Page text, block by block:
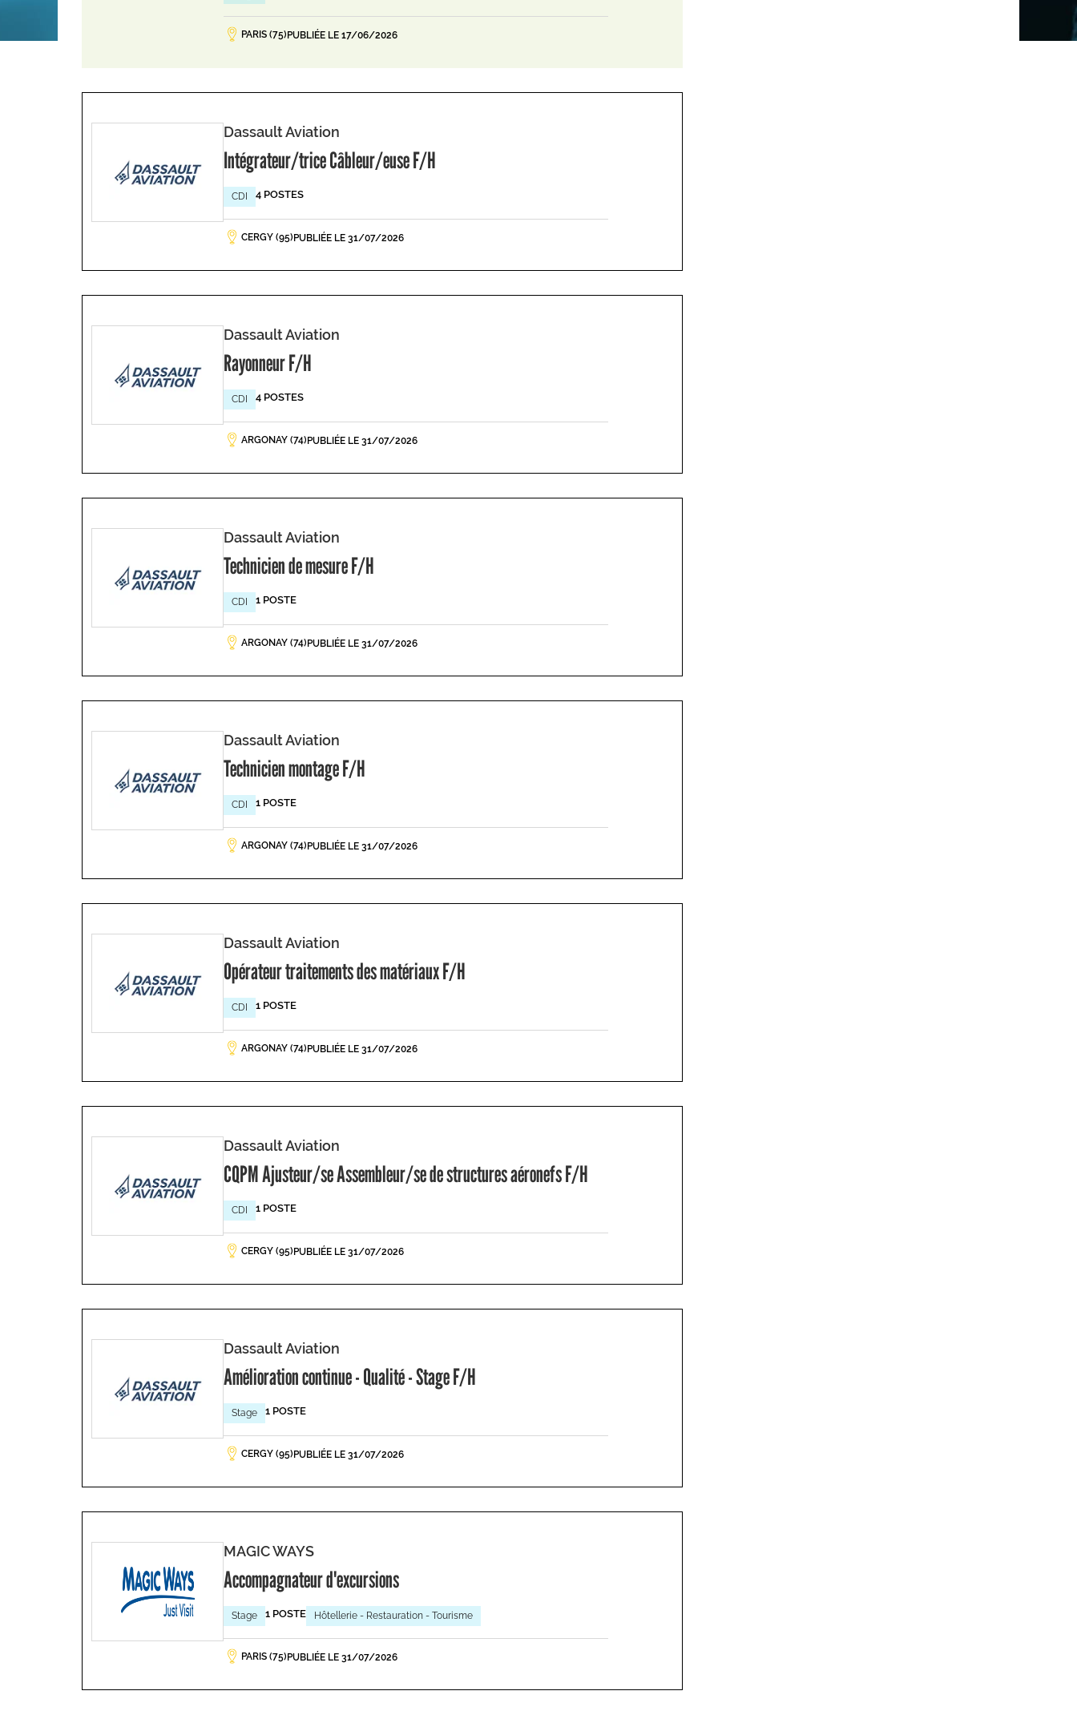
PARIS (75) PUBLIÉE LE 17/06/2026
Dassault Aviation
Intégrateur/trice Câbleur/euse F/H
CDI 4 POSTES
CERGY (95) PUBLIÉE LE 31/07/2026
Dassault Aviation
Rayonneur F/H
CDI 4 POSTES
ARGONAY (74) PUBLIÉE LE 31/07/2026
Dassault Aviation
Technicien de mesure F/H
CDI 1 POSTE
ARGONAY (74) PUBLIÉE LE 31/07/2026
Dassault Aviation
Technicien montage F/H
CDI 1 POSTE
ARGONAY (74) PUBLIÉE LE 31/07/2026
Dassault Aviation
Opérateur traitements des matériaux F/H
CDI 1 POSTE
ARGONAY (74) PUBLIÉE LE 31/07/2026
Dassault Aviation
CQPM Ajusteur/se Assembleur/se de structures aéronefs F/H
CDI 1 POSTE
CERGY (95) PUBLIÉE LE 31/07/2026
Dassault Aviation
Amélioration continue - Qualité - Stage F/H
Stage 1 POSTE
CERGY (95) PUBLIÉE LE 31/07/2026
MAGIC WAYS
Accompagnateur d'excursions
Stage 1 POSTE Hôtellerie - Restauration - Tourisme
PARIS (75) PUBLIÉE LE 31/07/2026